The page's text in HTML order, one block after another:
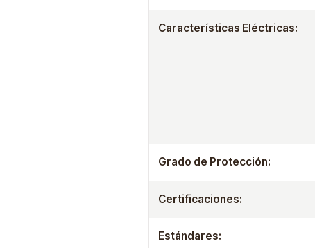
Características Eléctricas:
Grado de Protección:
Certificaciones:
Estándares: